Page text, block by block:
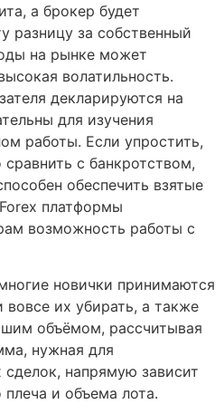
а брокер будет
разницу за собственный
на рынке может
волатильность.
декларируются на
для изучения
работы. Если упростить,
с банкротством,
обеспечить взятые
платформы
возможность работы с
новички принимаются
вовсе их убирать, а также
объёмом, рассчитывая
нужная для
напрямую зависит
плеча и объема лота.